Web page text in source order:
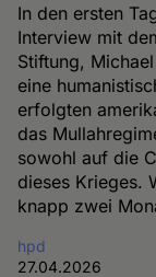
In den ersten
Interview mit
Stiftung,
eine
erfolgten
das
sowohl auf die
dieses Krieges.
knapp zwei
hpd
27.04.2026